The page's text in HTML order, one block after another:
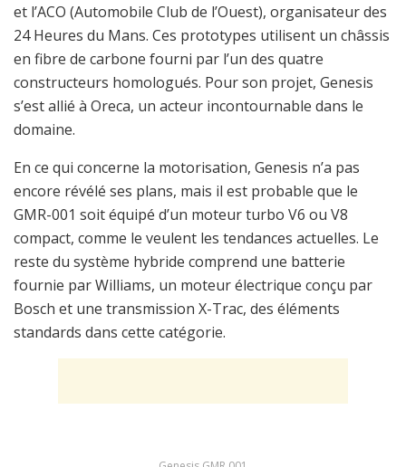
et l’ACO (Automobile Club de l’Ouest), organisateur des
24 Heures du Mans. Ces prototypes utilisent un châssis
en fibre de carbone fourni par l’un des quatre
constructeurs homologués. Pour son projet, Genesis
s’est allié à Oreca, un acteur incontournable dans le
domaine.
En ce qui concerne la motorisation, Genesis n’a pas
encore révélé ses plans, mais il est probable que le
GMR-001 soit équipé d’un moteur turbo V6 ou V8
compact, comme le veulent les tendances actuelles. Le
reste du système hybride comprend une batterie
fournie par Williams, un moteur électrique conçu par
Bosch et une transmission X-Trac, des éléments
standards dans cette catégorie.